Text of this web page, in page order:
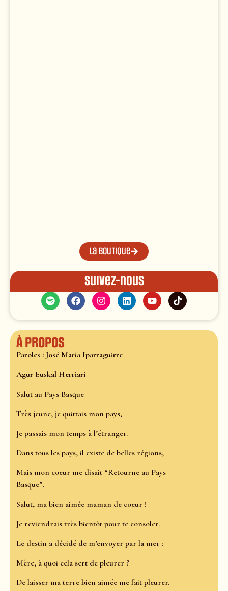
La boutique
Suivez-nous
À propos
Paroles : José María Iparraguirre
Agur Euskal Herriari
Salut au Pays Basque
Très jeune, je quittais mon pays,
Je passais mon temps à l’étranger.
Dans tous les pays, il existe de belles régions,
Mais mon coeur me disait “Retourne au Pays
Basque”.
Salut, ma bien aimée maman de coeur !
Je reviendrais très bientôt pour te consoler.
Le destin a décidé de m’envoyer par la mer :
Mère, à quoi cela sert de pleurer ?
De laisser ma terre bien aimée me fait pleurer.